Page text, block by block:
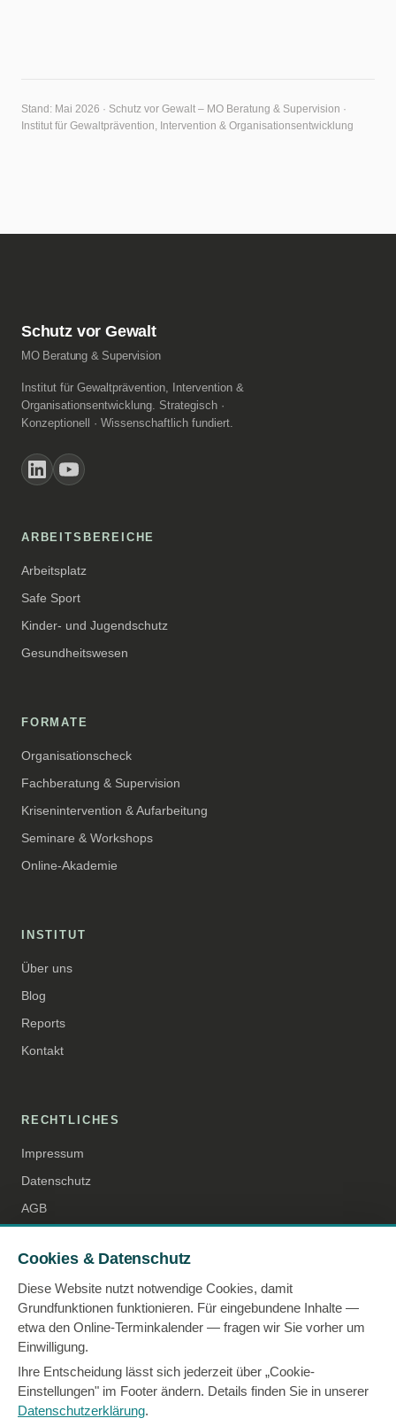
Stand: Mai 2026 · Schutz vor Gewalt – MO Beratung & Supervision ·
Institut für Gewaltprävention, Intervention & Organisationsentwicklung
Schutz vor Gewalt
MO Beratung & Supervision
Institut für Gewaltprävention, Intervention &
Organisations­entwicklung. Strategisch ·
Konzeptionell · Wissenschaftlich fundiert.
ARBEITSBEREICHE
Arbeitsplatz
Safe Sport
Kinder- und Jugendschutz
Gesundheitswesen
FORMATE
Organisationscheck
Fachberatung & Supervision
Krisenintervention & Aufarbeitung
Seminare & Workshops
Online-Akademie
INSTITUT
Über uns
Blog
Reports
Kontakt
RECHTLICHES
Impressum
Datenschutz
AGB
Cookies & Datenschutz
Diese Website nutzt notwendige Cookies, damit
Grundfunktionen funktionieren. Für eingebundene Inhalte —
etwa den Online-Terminkalender — fragen wir Sie vorher um
Einwilligung.
Ihre Entscheidung lässt sich jederzeit über „Cookie-
Einstellungen" im Footer ändern. Details finden Sie in unserer
Datenschutzerklärung.